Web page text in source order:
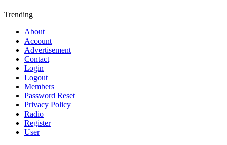
Trending
About
Account
Advertisement
Contact
Login
Logout
Members
Password Reset
Privacy Policy
Radio
Register
User